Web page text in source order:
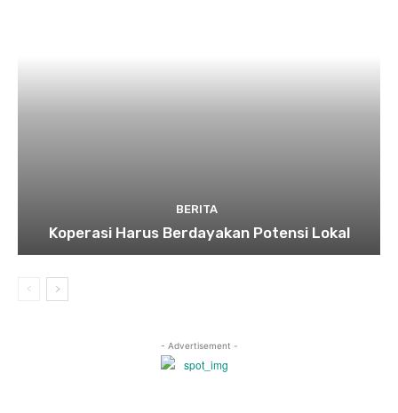
BERITA
Koperasi Harus Berdayakan Potensi Lokal
- Advertisement -